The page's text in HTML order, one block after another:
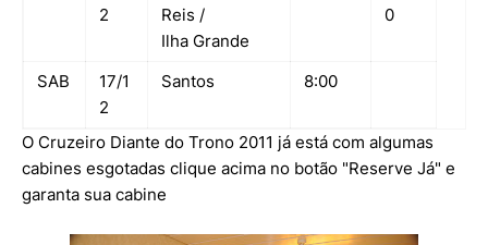
2
Reis /
Ilha Grande
0
SAB
17/1
2
Santos 8:00
O Cruzeiro Diante do Trono 2011 já está com algumas
cabines esgotadas clique acima no botão "Reserve Já" e
garanta sua cabine